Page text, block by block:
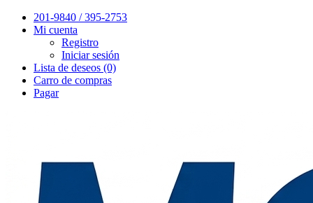
201-9840 / 395-2753
Mi cuenta
Registro
Iniciar sesión
Lista de deseos (0)
Carro de compras
Pagar